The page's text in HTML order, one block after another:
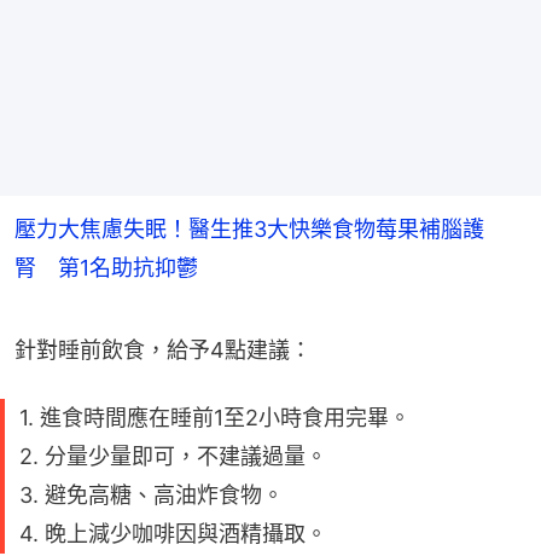
壓力大焦慮失眠！醫生推3大快樂食物莓果補腦護
腎 第1名助抗抑鬱
針對睡前飲食，給予4點建議：
1. 進食時間應在睡前1至2小時食用完畢。
2. 分量少量即可，不建議過量。
3. 避免高糖、高油炸食物。
4. 晚上減少咖啡因與酒精攝取。